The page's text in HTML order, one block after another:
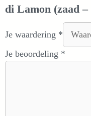
di Lamon (zaad
Je waardering *
Je beoordeling *